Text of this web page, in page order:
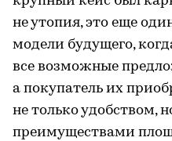
не утопия, это еще
модели будущего,
все возможные
а покупатель их
не только удобством,
преимуществами